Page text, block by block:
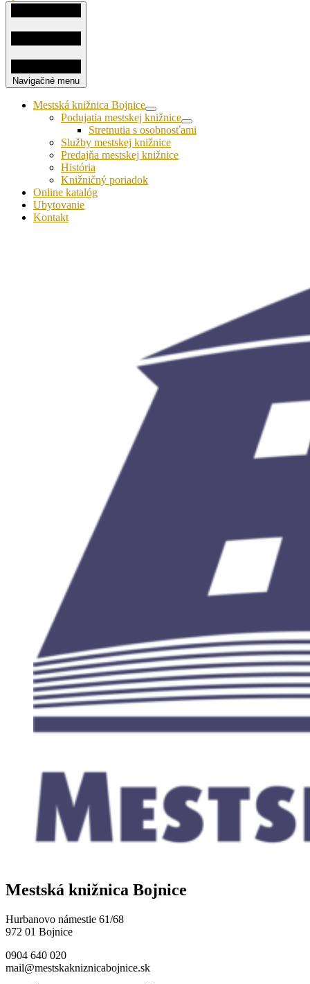
Navigačné menu
Mestská knižnica Bojnice
Podujatia mestskej knižnice
Stretnutia s osobnosťami
Služby mestskej knižnice
Predajňa mestskej knižnice
História
Knižničný poriadok
Online katalóg
Ubytovanie
Kontakt
Mestská knižnica Bojnice
Hurbanovo námestie 61/68
972 01 Bojnice
0904 640 020
mail@mestskakniznicabojnice.sk